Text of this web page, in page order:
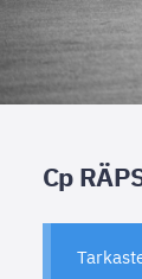
Cp